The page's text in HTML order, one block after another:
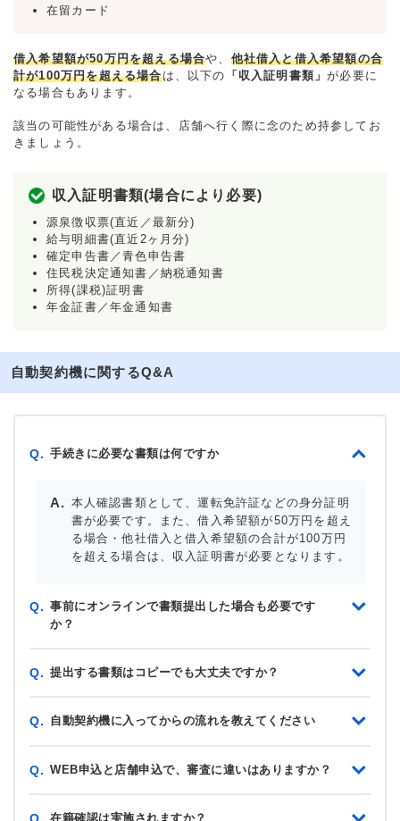
在留カード
借入希望額が50万円を超える場合や、 他社借入と借入希望額の合
計が100万円を超える場合は、以下の 「収入証明書類」が必要に
なる場合もあります。
該当の可能性がある場合は、店舗へ行く際に念のため持参してお
きましょう。
収入証明書類(場合により必要)
源泉徴収票(直近／最新分)
給与明細書(直近2ヶ月分)
確定申告書／青色申告書
住民税決定通知書／納税通知書
所得(課税)証明書
年金証書／年金通知書
自動契約機に関するQ&A
Q. 手続きに必要な書類は何ですか
本人確認書類として、運転免許証などの身分証明
書が必要です。また、借入希望額が50万円を超え
る場合・他社借入と借入希望額の合計が100万円
を超える場合は、収入証明書が必要となります。
Q. 事前にオンラインで書類提出した場合も必要です
か？
Q. 提出する書類はコピーでも大丈夫ですか？
Q. 自動契約機に入ってからの流れを教えてください
Q. WEB申込と店舗申込で、審査に違いはありますか？
在籍確認は実施されますか？